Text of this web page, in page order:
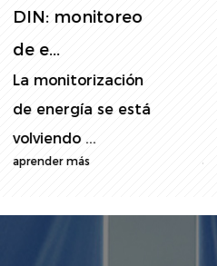
la guía final para
l...
En el mundo
consciente de la
energía actual, el...
aprender más